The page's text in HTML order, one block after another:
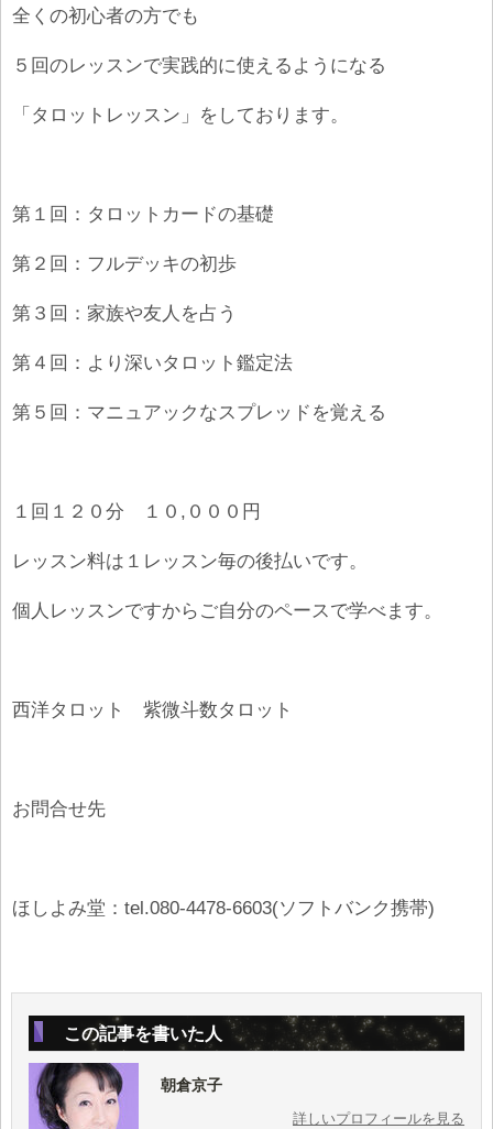
全くの初心者の方でも
５回のレッスンで実践的に使えるようになる
「タロットレッスン」をしております。
第１回：タロットカードの基礎
第２回：フルデッキの初歩
第３回：家族や友人を占う
第４回：より深いタロット鑑定法
第５回：マニュアックなスプレッドを覚える
１回１２０分 １０,０００円
レッスン料は１レッスン毎の後払いです。
個人レッスンですからご自分のペースで学べます。
西洋タロット 紫微斗数タロット
お問合せ先
ほしよみ堂：tel.080-4478-6603(ソフトバンク携帯)
この記事を書いた人
朝倉京子
詳しいプロフィールを見る